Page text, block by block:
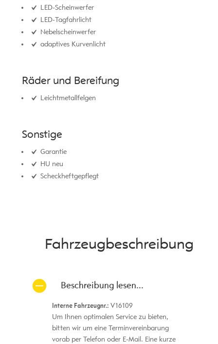
LED-Scheinwerfer
LED-Tagfahrlicht
Nebelscheinwerfer
adaptives Kurvenlicht
Räder und Bereifung
Leichtmetallfelgen
Sonstige
Garantie
HU neu
Scheckheftgepflegt
Fahrzeug­beschreibung
Beschreibung lesen...
Interne Fahrzeugnr.:V16109
Um Ihnen optimalen Service zu bieten,
bitten wir um eine Terminvereinbarung
vorab per Telefon oder E-Mail. Eine kurze